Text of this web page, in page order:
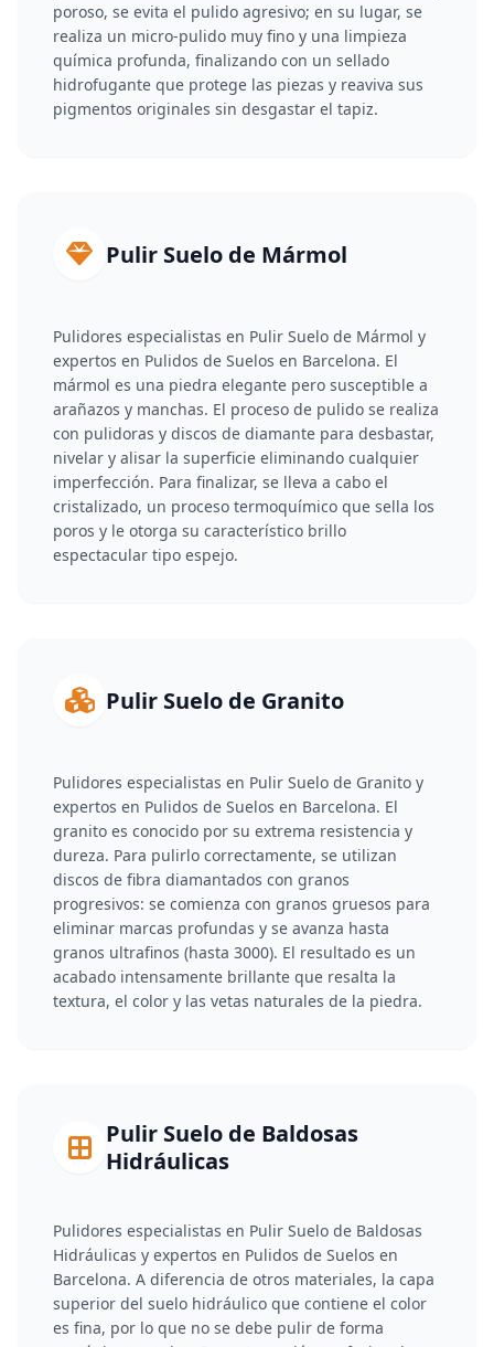
poroso, se evita el pulido agresivo; en su lugar, se
realiza un micro-pulido muy fino y una limpieza
química profunda, finalizando con un sellado
hidrofugante que protege las piezas y reaviva sus
pigmentos originales sin desgastar el tapiz.
Pulir Suelo de Mármol
Pulidores especialistas en Pulir Suelo de Mármol y
expertos en Pulidos de Suelos en Barcelona. El
mármol es una piedra elegante pero susceptible a
arañazos y manchas. El proceso de pulido se realiza
con pulidoras y discos de diamante para desbastar,
nivelar y alisar la superficie eliminando cualquier
imperfección. Para finalizar, se lleva a cabo el
cristalizado, un proceso termoquímico que sella los
poros y le otorga su característico brillo
espectacular tipo espejo.
Pulir Suelo de Granito
Pulidores especialistas en Pulir Suelo de Granito y
expertos en Pulidos de Suelos en Barcelona. El
granito es conocido por su extrema resistencia y
dureza. Para pulirlo correctamente, se utilizan
discos de fibra diamantados con granos
progresivos: se comienza con granos gruesos para
eliminar marcas profundas y se avanza hasta
granos ultrafinos (hasta 3000). El resultado es un
acabado intensamente brillante que resalta la
textura, el color y las vetas naturales de la piedra.
Pulir Suelo de Baldosas
Hidráulicas
Pulidores especialistas en Pulir Suelo de Baldosas
Hidráulicas y expertos en Pulidos de Suelos en
Barcelona. A diferencia de otros materiales, la capa
superior del suelo hidráulico que contiene el color
es fina, por lo que no se debe pulir de forma